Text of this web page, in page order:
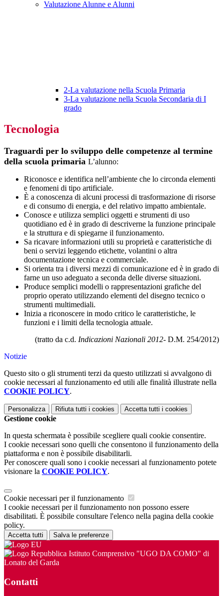
Valutazione Alunne e Alunni
2-La valutazione nella Scuola Primaria
3-La valutazione nella Scuola Secondaria di I
grado
Tecnologia
Traguardi per lo sviluppo delle competenze al termine
della scuola primaria L’alunno:
Riconosce e identifica nell’ambiente che lo circonda elementi
e fenomeni di tipo artificiale.
È a conoscenza di alcuni processi di trasformazione di risorse
e di consumo di energia, e del relativo impatto ambientale.
Conosce e utilizza semplici oggetti e strumenti di uso
quotidiano ed è in grado di descriverne la funzione principale
e la struttura e di spiegarne il funzionamento.
Sa ricavare informazioni utili su proprietà e caratteristiche di
beni o servizi leggendo etichette, volantini o altra
documentazione tecnica e commerciale.
Si orienta tra i diversi mezzi di comunicazione ed è in grado di
farne un uso adeguato a seconda delle diverse situazioni.
Produce semplici modelli o rappresentazioni grafiche del
proprio operato utilizzando elementi del disegno tecnico o
strumenti multimediali.
Inizia a riconoscere in modo critico le caratteristiche, le
funzioni e i limiti della tecnologia attuale.
(tratto da c.d. Indicazioni Nazionali 2012- D.M. 254/2012)
Notizie
Questo sito o gli strumenti terzi da questo utilizzati si avvalgono di
cookie necessari al funzionamento ed utili alle finalità illustrate nella
COOKIE POLICY.
Personalizza Rifiuta tutti i cookies Accetta tutti i cookies
Gestione cookie
In questa schermata è possibile scegliere quali cookie consentire.
I cookie necessari sono quelli che consentono il funzionamento della
piattaforma e non è possibile disabilitarli.
Per conoscere quali sono i cookie necessari al funzionamento potete
visionare la COOKIE POLICY.
Cookie necessari per il funzionamento
I cookie necessari per il funzionamento non possono essere
disabilitati. È possibile consultare l'elenco nella pagina della cookie
policy.
Accetta tutti Salva le preferenze
Istituto Comprensivo "UGO DA COMO" di
Lonato del Garda
Contatti